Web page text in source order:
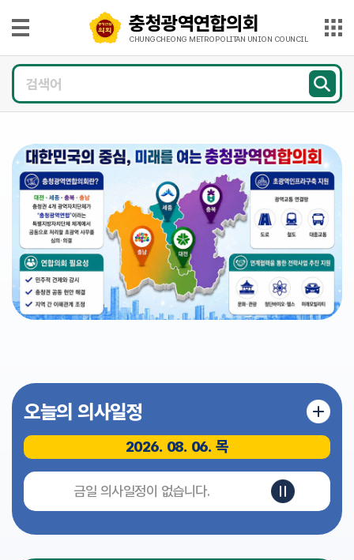
광
역
연
의
회
METROPOLITAN
UNION
COUNCIL
회
소
의
원
광
장
의
정
활
동
의
자
회
의
록
영
상
의
충청광역연합의회
CHUNGCHEONG METROPOLITAN UNION COUNCIL
오늘의 의사일정
2026. 08. 06. 목
금일 의사일정이 없습니다.